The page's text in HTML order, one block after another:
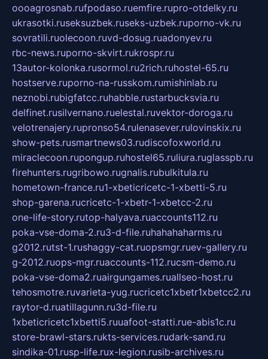
oooagrosnab.rufpodaso.ruemfire.rupro-otdelky.ru
ukrasotki.ruseksuzbek.ruseks-uzbek.ruporno-vk.ru
sovratili.ruolecoon.ruvd-dosug.ruadonyev.ru
rbc-news.ruporno-skvirt.rukrospr.ru
13autor-kolonka.rusormol.ru2rich.ruhostel-65.ru
hostserve.ruporno-na-russkom.rumishinlab.ru
neznobi.rubigfatcc.ruhabble.rustarbucksvia.ru
delfinet.rusilvernano.ruelestal.ruvektor-doroga.ru
velotrenajery.rupronso54.rulenasever.rulovinskix.ru
show-pets.rusmartnews03.rudiscofoxworld.ru
miraclecoon.rupongup.ruhostel65.ruliura.ruglasspb.ru
firehunters.rugribowo.rugnalis.rubulkitula.ru
hometown-france.ru1-xbeticricetc-1-xbetti-5.ru
shop-garena.rucricetc-1-xbetr-1-xbetcc-2.ru
one-life-story.rutop-halyava.ruaccounts112.ru
poka-vse-doma-2.ru3-d-file.ruhahahaharms.ru
g2012.rutst-1.rushaggy-cat.ruopsmgr.ruev-gallery.ru
g-2012.ruops-mgr.ruaccounts-112.rucsm-demo.ru
poka-vse-doma2.ruairgungames.ruallseo-host.ru
tehosmotre.ruvarieta-yug.rucricetc1xbetr1xbetcc2.ru
raytor-d.ruatillagunn.ru3d-file.ru
1xbeticricetc1xbetti5.ruuafoot-statti.rue-abis1c.ru
store-brawl-stars.rukts-services.rudark-sand.ru
sindika-01.rusp-life.rux-legion.rusib-archives.ru